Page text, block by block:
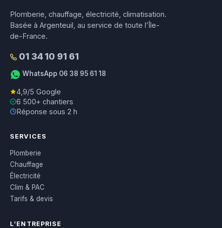
Plomberie, chauffage, électricité, climatisation.
Basée à Argenteuil, au service de toute l’Île-
de-France.
01 34 10 91 61
WhatsApp 06 38 95 61 18
4,9/5 Google
6 500+ chantiers
Réponse sous 2 h
SERVICES
Plomberie
Chauffage
Électricité
Clim & PAC
Tarifs & devis
L’ENTREPRISE